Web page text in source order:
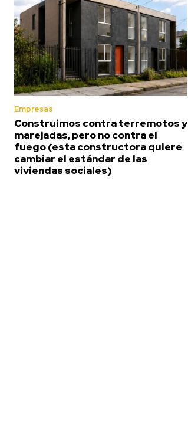
Empresas
Construimos contra terremotos y
marejadas, pero no contra el
fuego (esta constructora quiere
cambiar el estándar de las
viviendas sociales)